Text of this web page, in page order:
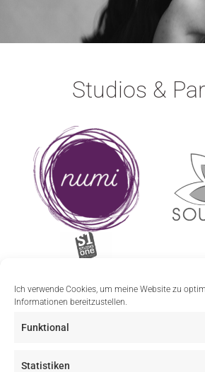
Ich verwende Cookies, um meine Website zu
Informationen bereitzustellen.
Funktional
Statistiken
Studios &